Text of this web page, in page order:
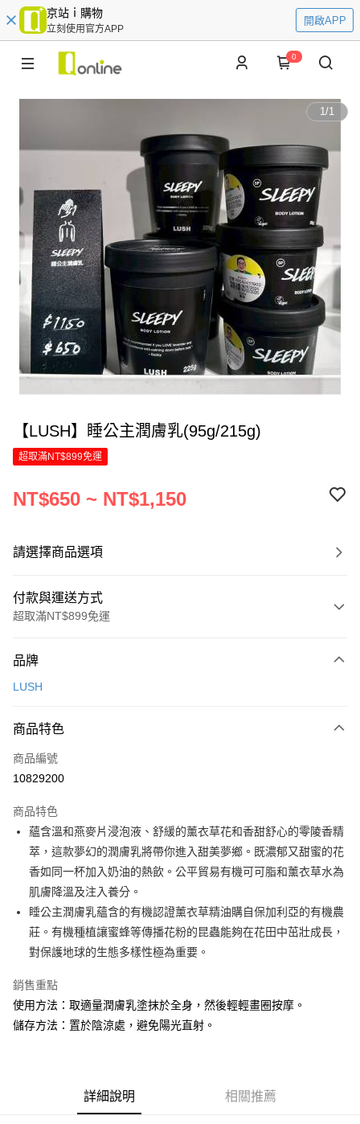
京站ｉ購物
立刻使用官方APP
開啟APP
0
1/1
【LUSH】睡公主潤膚乳(95g/215g)
超取滿NT$899免運
NT$650 ~ NT$1,150
請選擇商品選項
付款與運送方式
超取滿NT$899免運
信用卡一次付款
Apple Pay
街口支付
Google Pay
全盈+PAY
大哥付你分期
相關說明
【大哥付你分期使用說明】
1.本服務由台灣大哥大提供，台灣大哥大用戶可立即使用無須另外申請。
2.付款方式選擇「大哥付你分期」，訂單成立後會自動跳轉到大哥付的交易
流程，驗證手機門號後，選擇欲分期的期數、繳款截止日，確認付款後即完
3.實際核准額度、可分期數及費用金額請依後續交易確認頁面所載為準。
4.訂單成立30分鐘內，如未前往確認交易或遇審核未通過，訂單將自動取
消。如遇「轉專審核」未通過狀況，表示未達大哥付你分期系統評分，恕無
法說明評估內容。
2.透過簡訊連結打開帳單後，可選擇「超商條碼／台灣大直營門市／銀行轉
帳／街口支付／iPASS MONEY」等通路繳費。
AFTEE先享後付
相關說明
AFTEE先享後付是「在收到商品之後才付款」的支付方式。 讓您購物簡單
１．簡單：不需註冊會員、不需綁卡、不需儲值。
２．便利：只要手機號碼，簡訊認證，即可結帳。
結帳頁面，進行簡訊認證並確認金額後，即可完成結帳。
２．訂單成立數日內，您將收到繳費通知簡訊。
ATM付款
運送方式
付款後7-11取貨
每筆NT$70，滿NT$899(含以上)免運費
品牌
LUSH
商品特色
商品編號
10829200
商品特色
蘊含溫和燕麥片浸泡液、舒緩的薰衣草花和香甜舒心的零陵香精
萃，這款夢幻的潤膚乳將帶你進入甜美夢鄉。既濃郁又甜蜜的花
香如同一杯加入奶油的熱飲。公平貿易有機可可脂和薰衣草水為
肌膚降溫及注入養分。
睡公主潤膚乳蘊含的有機認證薰衣草精油購自保加利亞的有機農
莊。有機種植讓蜜蜂等傳播花粉的昆蟲能夠在花田中茁壯成長，
對保護地球的生態多樣性極為重要。
銷售重點
使用方法：取適量潤膚乳塗抹於全身，然後輕輕畫圈按摩。
儲存方法：置於陰涼處，避免陽光直射。
詳細說明 相關推薦